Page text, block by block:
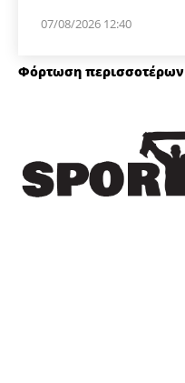
07/08/2026 12:40
Φόρτωση περισσοτέρων